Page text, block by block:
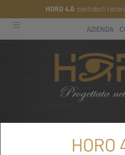
HORO 4.0: contributi
AZIENDA
HORO